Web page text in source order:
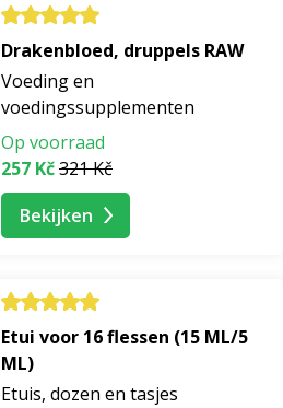
Drakenbloed, druppels RAW
Voeding en
voedingssupplementen
Op voorraad
257 Kč321 Kč
Bekijken
Etui voor 16 flessen (15 ML/5
ML)
Etuis, dozen en tasjes